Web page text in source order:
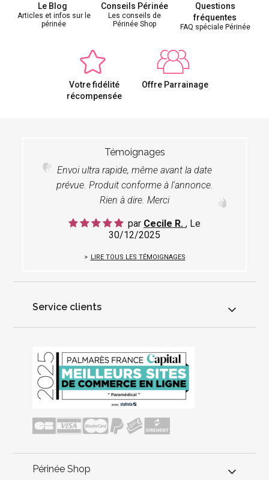
Le Blog
Articles et infos sur le
périnée
Conseils Périnée
Les conseils de
Périnée Shop
Questions
fréquentes
FAQ spéciale Périnée
Votre fidélité
récompensée
Offre Parrainage
Témoignages
Envoi ultra rapide, même avant la date
prévue. Produit conforme à l'annonce.
Rien à dire. Merci
par Cecile R. , Le
30/12/2025
LIRE TOUS LES TÉMOIGNAGES
Service clients
Périnée Shop